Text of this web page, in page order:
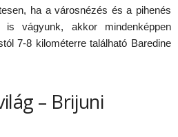
ha a városnézés és a pihenés
is vágyunk, akkor mindenképpen
7-8 kilométerre található Baredine
– Brijuni